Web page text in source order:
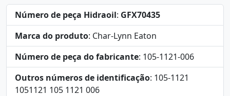
Número de peça Hidraoil: GFX70435
Marca do produto: Char-Lynn Eaton
Número de peça do fabricante: 105-1121-006
Outros números de identificação: 105-1121
1051121 105 1121 006